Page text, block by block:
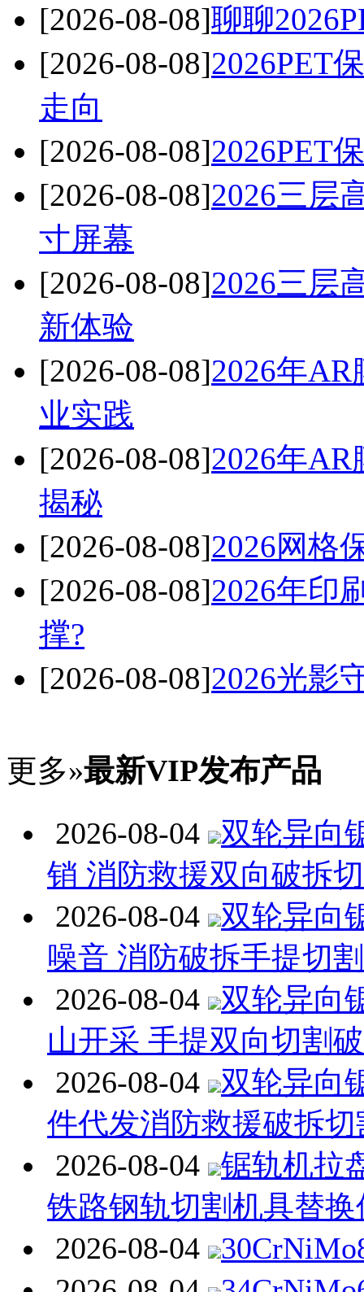
[2026-08-08]聊聊
[2026-08-08]2026PET
走向
[2026-08-08]2026PET
[2026-08-08]2026三层
寸屏幕
[2026-08-08]2026三层
新体验
[2026-08-08]2026年
业实践
[2026-08-08]2026年
揭秘
[2026-08-08]2026网格
[2026-08-08]2026年印
撑?
[2026-08-08]2026光影
更多»最新VIP发布产品
2026-08-04
双轮异向
销 消防救援双向破拆
2026-08-04
双轮异向
噪音 消防破拆手提切
2026-08-04
双轮异向
山开采 手提双向切割
2026-08-04
双轮异向
件代发消防救援破拆
2026-08-04
锯轨机拉
铁路钢轨切割机具替换
2026-08-04